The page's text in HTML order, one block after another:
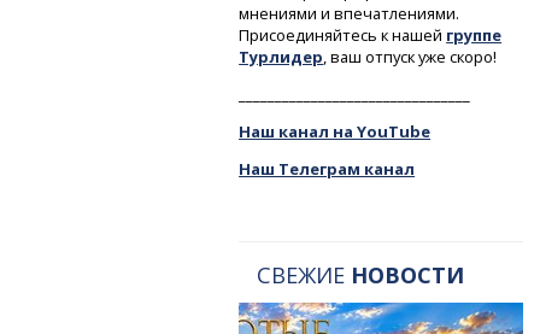
мнениями и впечатлениями.
Присоединяйтесь к нашей группе
Турлидер, ваш отпуск уже скоро!
Наш канал на YouTube
Наш Телеграм канал
СВЕЖИЕ НОВОСТИ